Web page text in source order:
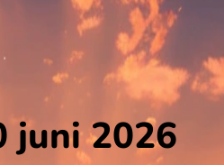
juni 2026